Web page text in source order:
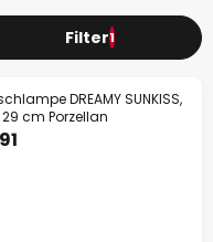
Filter1
DREAMY SUNKISS,
cm Porzellan